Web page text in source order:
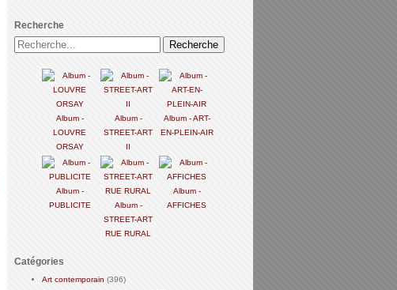
Recherche
Album -
LOUVRE
ORSAY
Album -
STREET-ART
II
Album - ART-
EN-PLEIN-AIR
Album -
PUBLICITE
Album -
STREET-ART
RUE RURAL
Album -
AFFICHES
Catégories
Art contemporain (396)